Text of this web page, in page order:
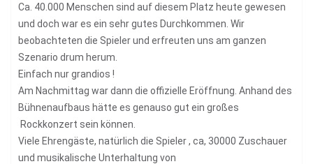
Ca. 40.000 Menschen sind auf diesem Platz heute gewesen
und doch war es ein sehr gutes Durchkommen. Wir
beobachteten die Spieler und erfreuten uns am ganzen
Szenario drum herum.
Einfach nur grandios !
Am Nachmittag war dann die offizielle Eröffnung. Anhand des
Bühnenaufbaus hätte es genauso gut ein großes
Rockkonzert sein können.
Viele Ehrengäste, natürlich die Spieler , ca, 30000 Zuschauer
und musikalische Unterhaltung von